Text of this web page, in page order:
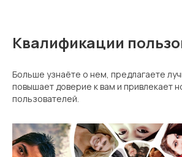
Квалификации
Больше узнаёте о нем, предлагаете
повышает доверие к вам и привлекает
пользователей.